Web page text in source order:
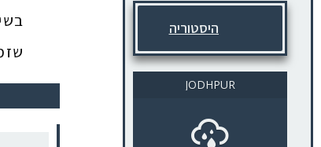
היסטוריה
JODHPUR